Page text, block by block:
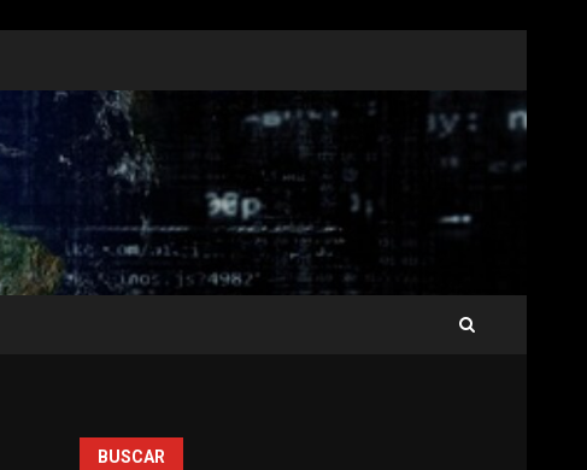
BUSCAR